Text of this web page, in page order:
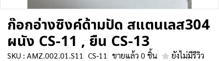
ก๊อกอ่างซิงค์ด้ามปัด สแตนเลส304
ผนัง CS-11 , ยืน CS-13
SKU : AMZ.002.01.S11 CS-11 ขายแล้ว 0 ชิ้น
ยังไม่มีรีวิว